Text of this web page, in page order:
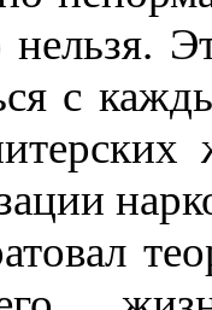
нельзя.
с